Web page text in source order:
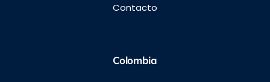
Contacto
Colombia